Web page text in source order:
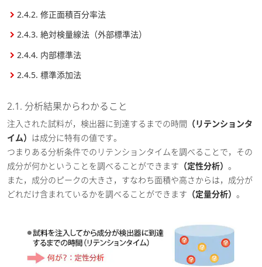
2.4.2. 修正面積百分率法
2.4.3. 絶対検量線法（外部標準法）
2.4.4. 内部標準法
2.4.5. 標準添加法
2.1. 分析結果からわかること
注入された試料が，検出器に到達するまでの時間 （リテンションタ
イム） は成分に特有の値です。
つまりある分析条件でのリテンションタイムを調べることで，その
成分が何かということを調べることができます （定性分析） 。
また，成分のピークの大きさ，すなわち面積や高さからは，成分が
どれだけ含まれているかを調べることができます （定量分析） 。